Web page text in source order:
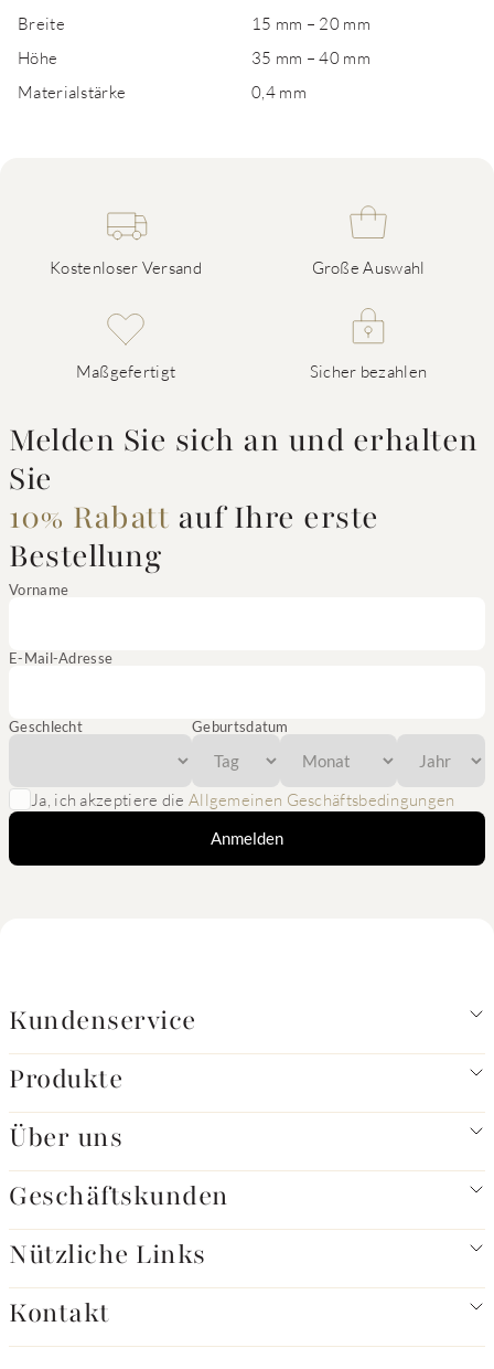
Breite
15 mm – 20 mm
Höhe
35 mm – 40 mm
Materialstärke
0,4 mm
Kostenloser Versand Große Auswahl
Maßgefertigt Sicher bezahlen
Melden Sie sich an und erhalten
Sie
10% Rabatt auf Ihre erste
Bestellung
Vorname
E-Mail-Adresse
Geschlecht Geburtsdatum
Ja, ich akzeptiere die Allgemeinen Geschäftsbedingungen
Anmelden
Kundenservice
Produkte
Über uns
Geschäftskunden
Nützliche Links
Kontakt